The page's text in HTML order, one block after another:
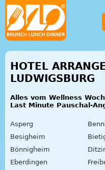
HOTEL
LUDWIGSBURG
Alles vom Wellness
Last Minute Pauschal-
Asperg
Besigheim
Bönnigheim
Eberdingen